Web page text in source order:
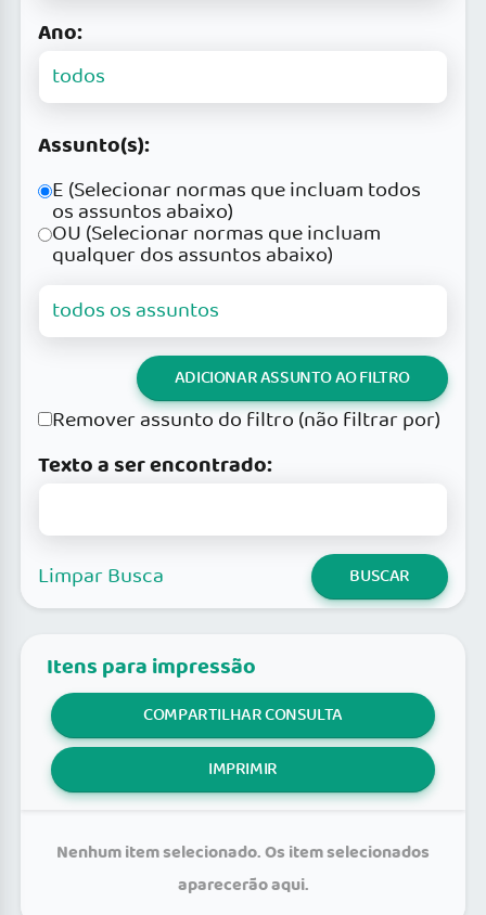
Ano:
Assunto(s):
E (Selecionar normas que incluam todos
os assuntos abaixo)
OU (Selecionar normas que incluam
qualquer dos assuntos abaixo)
ADICIONAR ASSUNTO AO FILTRO
Remover assunto do filtro (não filtrar por)
Texto a ser encontrado:
Limpar Busca BUSCAR
Itens para impressão
COMPARTILHAR CONSULTA
IMPRIMIR
Nenhum item selecionado. Os item selecionados
aparecerão aqui.